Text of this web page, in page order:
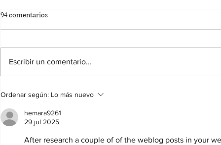
BASES DEL CONCURSO DE
DE CIFUENTES 2026
94 comentarios
Escribir un comentario...
Ordenar según: Lo más nuevo
hemara9261
29 jul 2025
After research a couple of of the weblog posts in your